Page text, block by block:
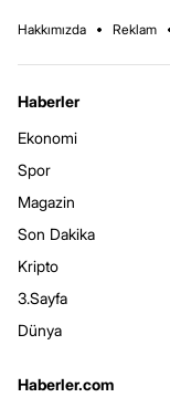
Hakkımızda Reklam
Haberler
Ekonomi
Spor
Magazin
Son Dakika
Kripto
3.Sayfa
Dünya
Haberler.com